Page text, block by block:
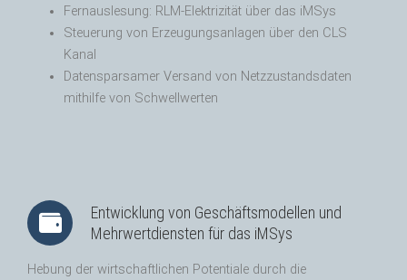
Fernauslesung: RLM-Elektrizität über das iMSys
Steuerung von Erzeugungsanlagen über den CLS
Kanal
Datensparsamer Versand von Netzzustandsdaten
mithilfe von Schwellwerten
Entwicklung von Geschäftsmodellen und
Mehrwertdiensten für das iMSys
Hebung der wirtschaftlichen Potentiale durch die